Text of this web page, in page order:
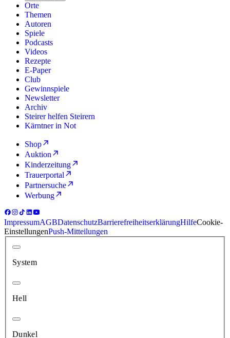
Orte
Themen
Autoren
Spiele
Podcasts
Videos
Rezepte
E-Paper
Club
Gewinnspiele
Newsletter
Archiv
Steirer helfen Steirern
Kärntner in Not
Shop
Auktion
Kinderzeitung
Trauerportal
Partnersuche
Werbung
ImpressumAGBDatenschutzBarrierefreiheitserklärungHilfeCookie-
EinstellungenPush-Mitteilungen
System
Hell
Dunkel